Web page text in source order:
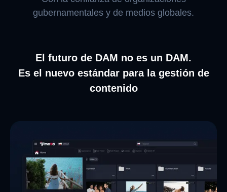
gubernamentales y de medios globales.
El futuro de DAM no es un DAM.
Es el nuevo estándar para la gestión de
contenido